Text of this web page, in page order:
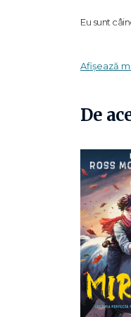
Eu sunt
Rebel
Acum Tom
Cel mai
O poveste
O
Eu sunt
Ross
petrecut
peste 20
Afișează
De